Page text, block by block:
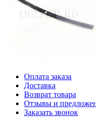
Оплата заказа
Доставка
Возврат товара
Отзывы и
Заказать звонок